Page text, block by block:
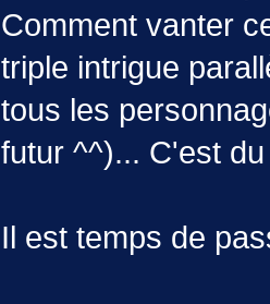
Comment vanter
triple intrigue
tous les
futur ^^)... C'est
Il est temps de